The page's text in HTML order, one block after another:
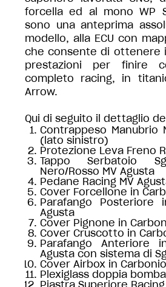
forcella ed al mono WP
sono una anteprima
modello, alla ECU con
che consente di ottenere
prestazioni per finire
completo racing, in
Arrow.
Qui di seguito il dettaglio
Contrappeso Manubrio
(lato sinistro)
Protezione Leva Freno
Tappo Serbatoio
Nero/Rosso MV Agusta
Pedane Racing MV
Cover Forcellone in
Parafango Posteriore
Agusta
Cover Pignone in
Cover Cruscotto in
Parafango Anteriore
Agusta con sistema di
Cover Airbox in
Plexiglass doppia